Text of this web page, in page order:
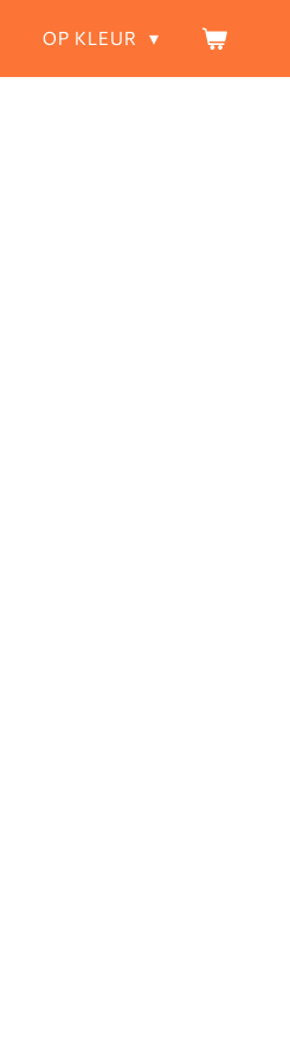
OP KLEUR